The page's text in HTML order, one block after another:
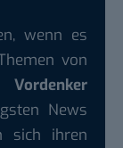
wenn es
von
Vordenker
News
sich ihren